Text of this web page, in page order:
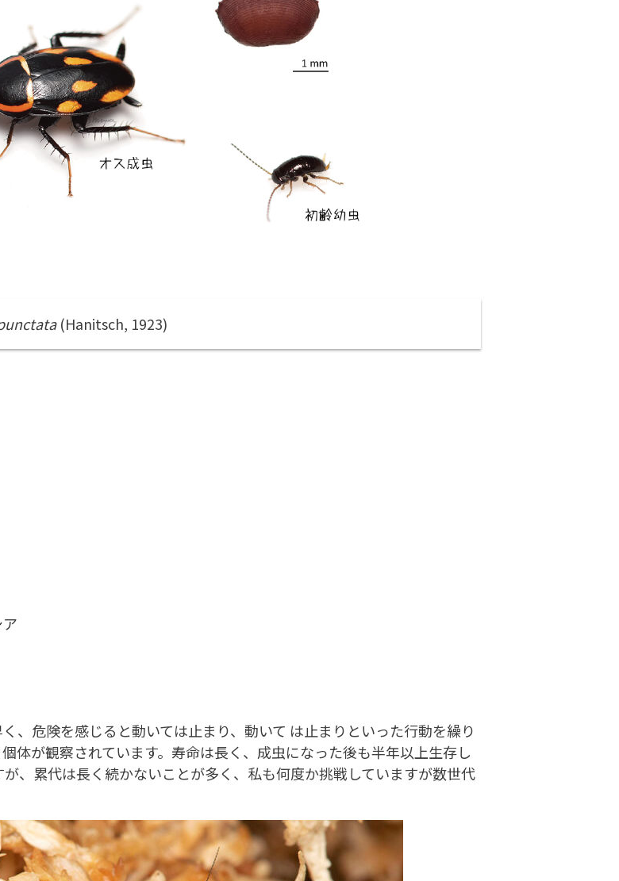
(Hanitsch, 1923)
、危険を感じると動いては止まり、動いて は止まりといった行動を繰り
体が観察されています。寿命は長く、成虫になった後も半年以上生存し
、累代は長く続かないことが多く、私も何度か挑戦していますが数世代